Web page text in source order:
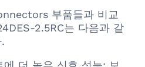
부품들과 비교
2.5RC는 다음과 같